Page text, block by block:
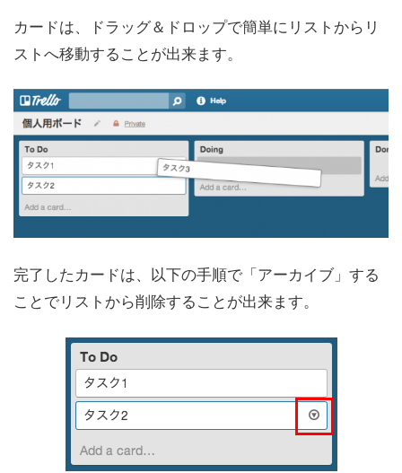
カードは、ドラッグ＆ドロップで簡単にリストからリ
ストへ移動することが出来ます。
完了したカードは、以下の手順で「アーカイブ」する
ことでリストから削除することが出来ます。